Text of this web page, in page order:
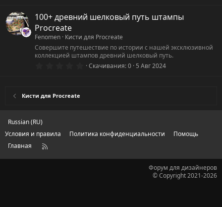
0
з
ё
з
д
100+ древний шелковый путь штампы
Procreate
Fenomen Кисти для Procreate
Совершите путешествие по истории с нашей эксклюзивной
коллекцией штампов древний шелковый путь.
0Скачивания 0 5 Авг 2024
Кисти для Procreate
Russian (RU)
Условия и правила
Политика конфиденциальности
Помощь
Главная
R
Форум для дизайнеров
© Copyright 2021-2026